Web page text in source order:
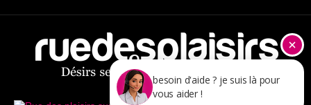
besoin d'aide ? je suis là pour
vous aider !